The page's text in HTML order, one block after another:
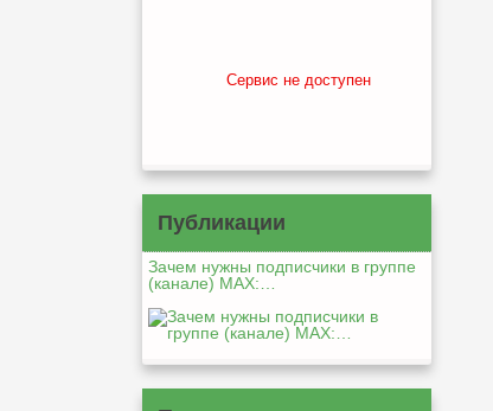
Сервис не доступен
Публикации
Зачем нужны подписчики в группе
(канале) MAX:…